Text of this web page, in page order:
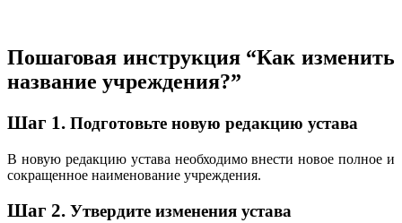
Пошаговая инструкция “Как изменить
название учреждения?”
Шаг 1. Подготовьте новую редакцию устава
В новую редакцию устава необходимо внести новое полное и
сокращенное наименование учреждения.
Шаг 2. Утвердите изменения устава